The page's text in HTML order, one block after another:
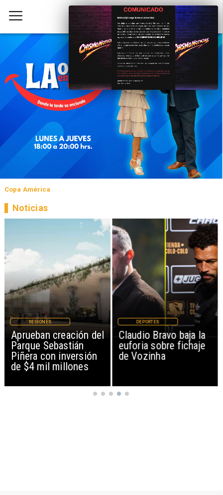
Copa América
Claudio Bravo baja la
euforia sobre fichaje
de Vozinha
DEPORTES
Patinadoras de
Mejillones clasifican al
Campeonato Nacional
MAGAZINE
Noticias